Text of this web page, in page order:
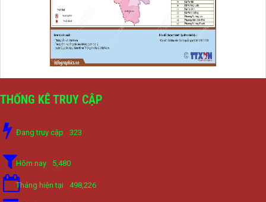
THỐNG KÊ TRUY CẬP
Đang truy cập 323
Hôm nay 5,480
Tháng hiện tại 498,226